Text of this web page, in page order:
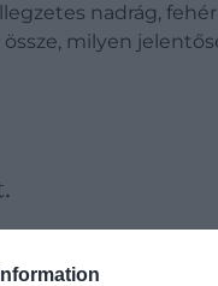
nadrág,
milyen